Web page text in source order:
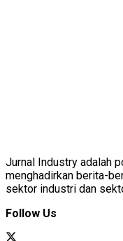
Jurnal Industry adalah
menghadirkan berita-
sektor industri dan
Follow Us